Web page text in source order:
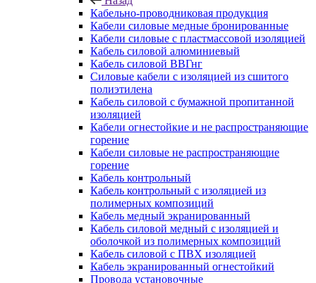
Кабельно-проводниковая продукция
Кабели силовые медные бронированные
Кабели силовые с пластмассовой изоляцией
Кабель силовой алюминиевый
Кабель силовой ВВГнг
Силовые кабели с изоляцией из сшитого
полиэтилена
Кабель силовой с бумажной пропитанной
изоляцией
Кабели огнестойкие и не распространяющие
горение
Кабели силовые не распространяющие
горение
Кабель контрольный
Кабель контрольный с изоляцией из
полимерных композиций
Кабель медный экранированный
Кабель силовой медный с изоляцией и
оболочкой из полимерных композиций
Кабель силовой с ПВХ изоляцией
Кабель экранированный огнестойкий
Провода установочные